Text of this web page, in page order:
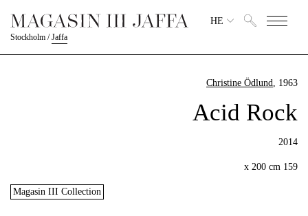
Stockholm /Jaffa
HE
Christine Ödlund, 1963
Acid Rock
2014
159 x 200 cm
Magasin III Collection